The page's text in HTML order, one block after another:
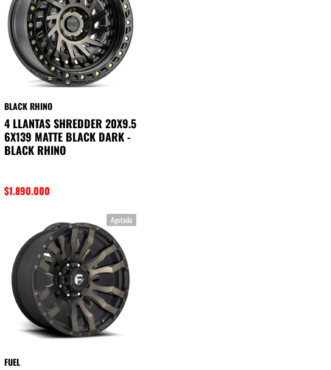
BLACK RHINO
4 LLANTAS SHREDDER 20X9.5
6X139 MATTE BLACK DARK -
BLACK RHINO
$1.890.000
Agotado
FUEL